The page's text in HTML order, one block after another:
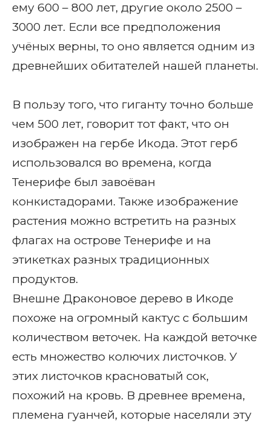
ему 600 – 800 лет, другие около 2500 –
3000 лет. Если все предположения
учёных верны, то оно является одним из
древнейших обитателей нашей планеты.
В пользу того, что гиганту точно больше
чем 500 лет, говорит тот факт, что он
изображен на гербе Икода. Этот герб
использовался во времена, когда
Тенерифе был завоёван
конкистадорами. Также изображение
растения можно встретить на разных
флагах на острове Тенерифе и на
этикетках разных традиционных
продуктов.
Внешне Драконовое дерево в Икоде
похоже на огромный кактус с большим
количеством веточек. На каждой веточке
есть множество колючих листочков. У
этих листочков красноватый сок,
похожий на кровь. В древнее времена,
племена гуанчей, которые населяли эту